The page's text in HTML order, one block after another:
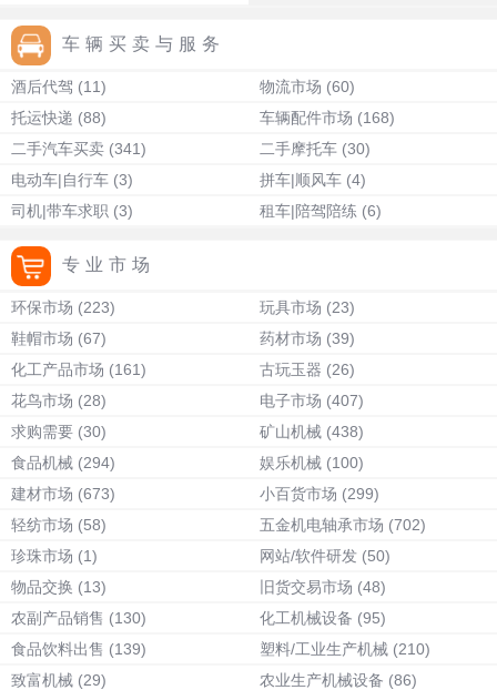
车辆买卖与服务
酒后代驾 (11) 物流市场 (60)
托运快递 (88) 车辆配件市场 (168)
二手汽车买卖 (341) 二手摩托车 (30)
电动车|自行车 (3) 拼车|顺风车 (4)
司机|带车求职 (3) 租车|陪驾陪练 (6)
专业市场
环保市场 (223) 玩具市场 (23)
鞋帽市场 (67) 药材市场 (39)
化工产品市场 (161) 古玩玉器 (26)
花鸟市场 (28) 电子市场 (407)
求购需要 (30) 矿山机械 (438)
食品机械 (294) 娱乐机械 (100)
建材市场 (673) 小百货市场 (299)
轻纺市场 (58) 五金机电轴承市场 (702)
珍珠市场 (1) 网站/软件研发 (50)
物品交换 (13) 旧货交易市场 (48)
农副产品销售 (130) 化工机械设备 (95)
食品饮料出售 (139) 塑料/工业生产机械 (210)
致富机械 (29) 农业生产机械设备 (86)